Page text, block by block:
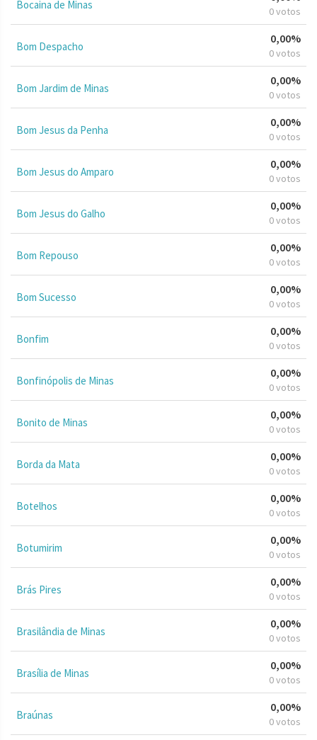
Bocaina de Minas 0 votos
Bom Despacho
0,00%
0 votos
Bom Jardim de Minas
0,00%
0 votos
Bom Jesus da Penha
0,00%
0 votos
Bom Jesus do Amparo
0,00%
0 votos
Bom Jesus do Galho
0,00%
0 votos
Bom Repouso
0,00%
0 votos
Bom Sucesso
0,00%
0 votos
Bonfim
0,00%
0 votos
Bonfinópolis de Minas
0,00%
0 votos
Bonito de Minas
0,00%
0 votos
Borda da Mata
0,00%
0 votos
Botelhos
0,00%
0 votos
Botumirim
0,00%
0 votos
Brás Pires
0,00%
0 votos
Brasilândia de Minas
0,00%
0 votos
Brasília de Minas
0,00%
0 votos
Braúnas
0,00%
0 votos